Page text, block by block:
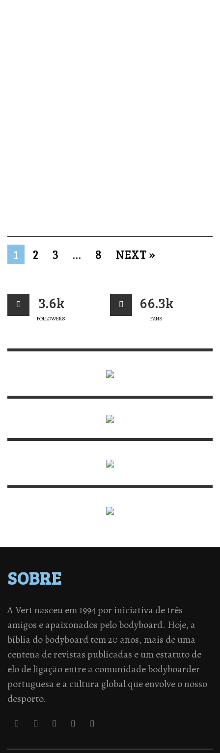
1 2 3 … 8 NEXT »
3.6k
FOLLOWERS
66.3k
FANS
SOBRE
A Vert nasceu em 1994 por iniciativa de três
amigos e apaixonados pelo bodyboard. Hoje, a
bíblia do bodyboard tem 20 anos, mais de uma
centena de revistas publicadas e um estatuto de
elo de ligação entre a comunidade bodyboarder
portuguesa e a cultura global que envolve o nosso
desporto.